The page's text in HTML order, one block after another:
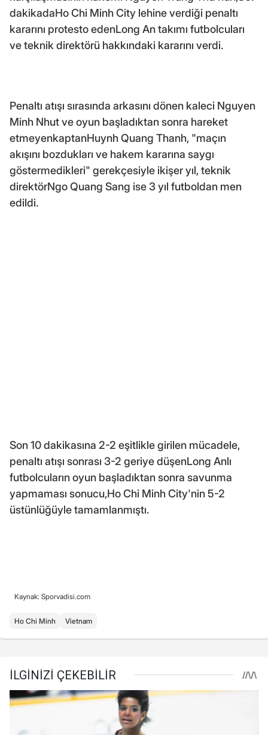
dakikadaHo Chi Minh City lehine verdiği penaltı
kararını protesto edenLong An takımı futbolcuları
ve teknik direktörü hakkındaki kararını verdi.
Penaltı atışı sırasında arkasını dönen kaleci Nguyen
Minh Nhut ve oyun başladıktan sonra hareket
etmeyenkaptanHuynh Quang Thanh, "maçın
akışını bozdukları ve hakem kararına saygı
göstermedikleri" gerekçesiyle ikişer yıl, teknik
direktörNgo Quang Sang ise 3 yıl futboldan men
edildi.
Son 10 dakikasına 2-2 eşitlikle girilen mücadele,
penaltı atışı sonrası 3-2 geriye düşenLong Anlı
futbolcuların oyun başladıktan sonra savunma
yapmaması sonucu,Ho Chi Minh City'nin 5-2
üstünlüğüyle tamamlanmıştı.
Kaynak: Sporvadisi.com
Ho Chi Minh Vietnam